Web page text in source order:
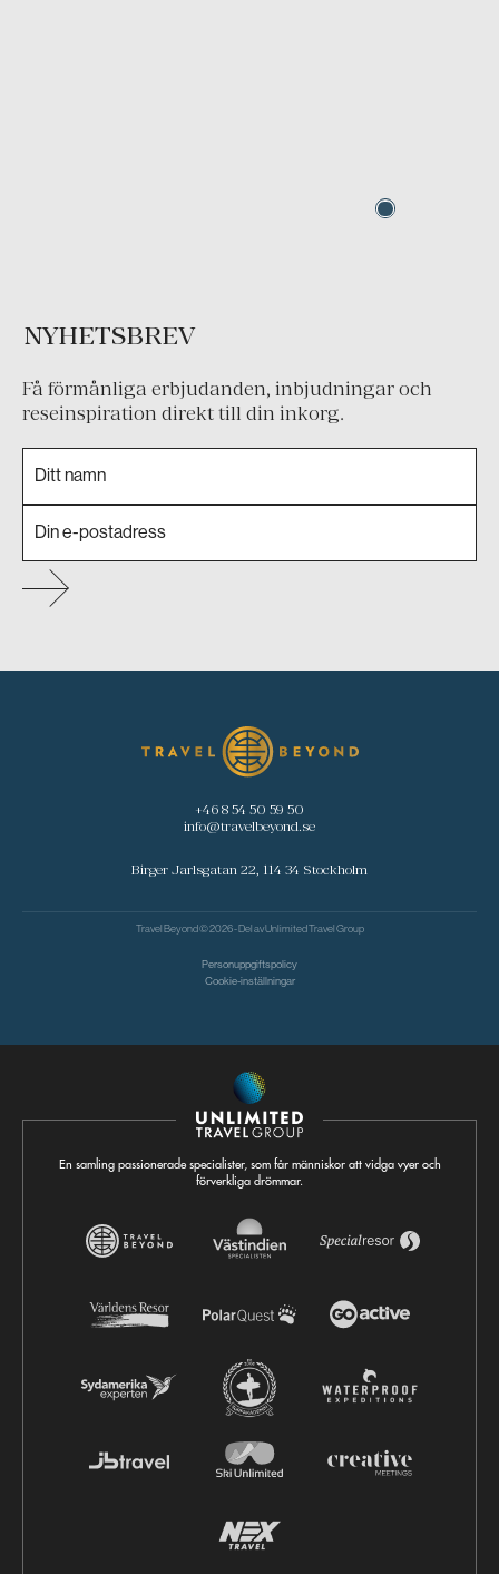
NYHETSBREV
Få förmånliga erbjudanden, inbjudningar och
reseinspiration direkt till din inkorg.
+46 8 54 50 59 50
info@travelbeyond.se
Birger Jarlsgatan 22, 114 34 Stockholm
Travel Beyond © 2026 - Del avUnlimited Travel Group
Personuppgiftspolicy
Cookie-inställningar
En samling passionerade specialister, som får människor att vidga vyer och
förverkliga drömmar.